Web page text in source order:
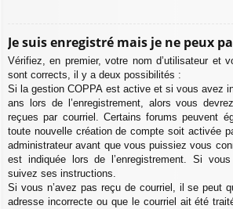
Je suis enregistré mais je ne peux
Vérifiez, en premier, votre nom d’utilisateur et
sont corrects, il y a deux possibilités :
Si la gestion COPPA est active et si vous avez
ans lors de l’enregistrement, alors vous
reçues par courriel. Certains forums peuvent
toute nouvelle création de compte soit activée
administrateur avant que vous puissiez vous
est indiquée lors de l’enregistrement. Si
suivez ses instructions.
Si vous n’avez pas reçu de courriel, il se peut
adresse incorrecte ou que le courriel ait été